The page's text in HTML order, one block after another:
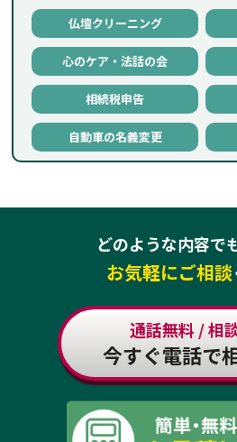
仏壇クリーニング
心のケア・法話の会
相続税申告
自動車の名義変更
どのような内容で
お気軽にご相談
通話無料 / 相
今すぐ電話で